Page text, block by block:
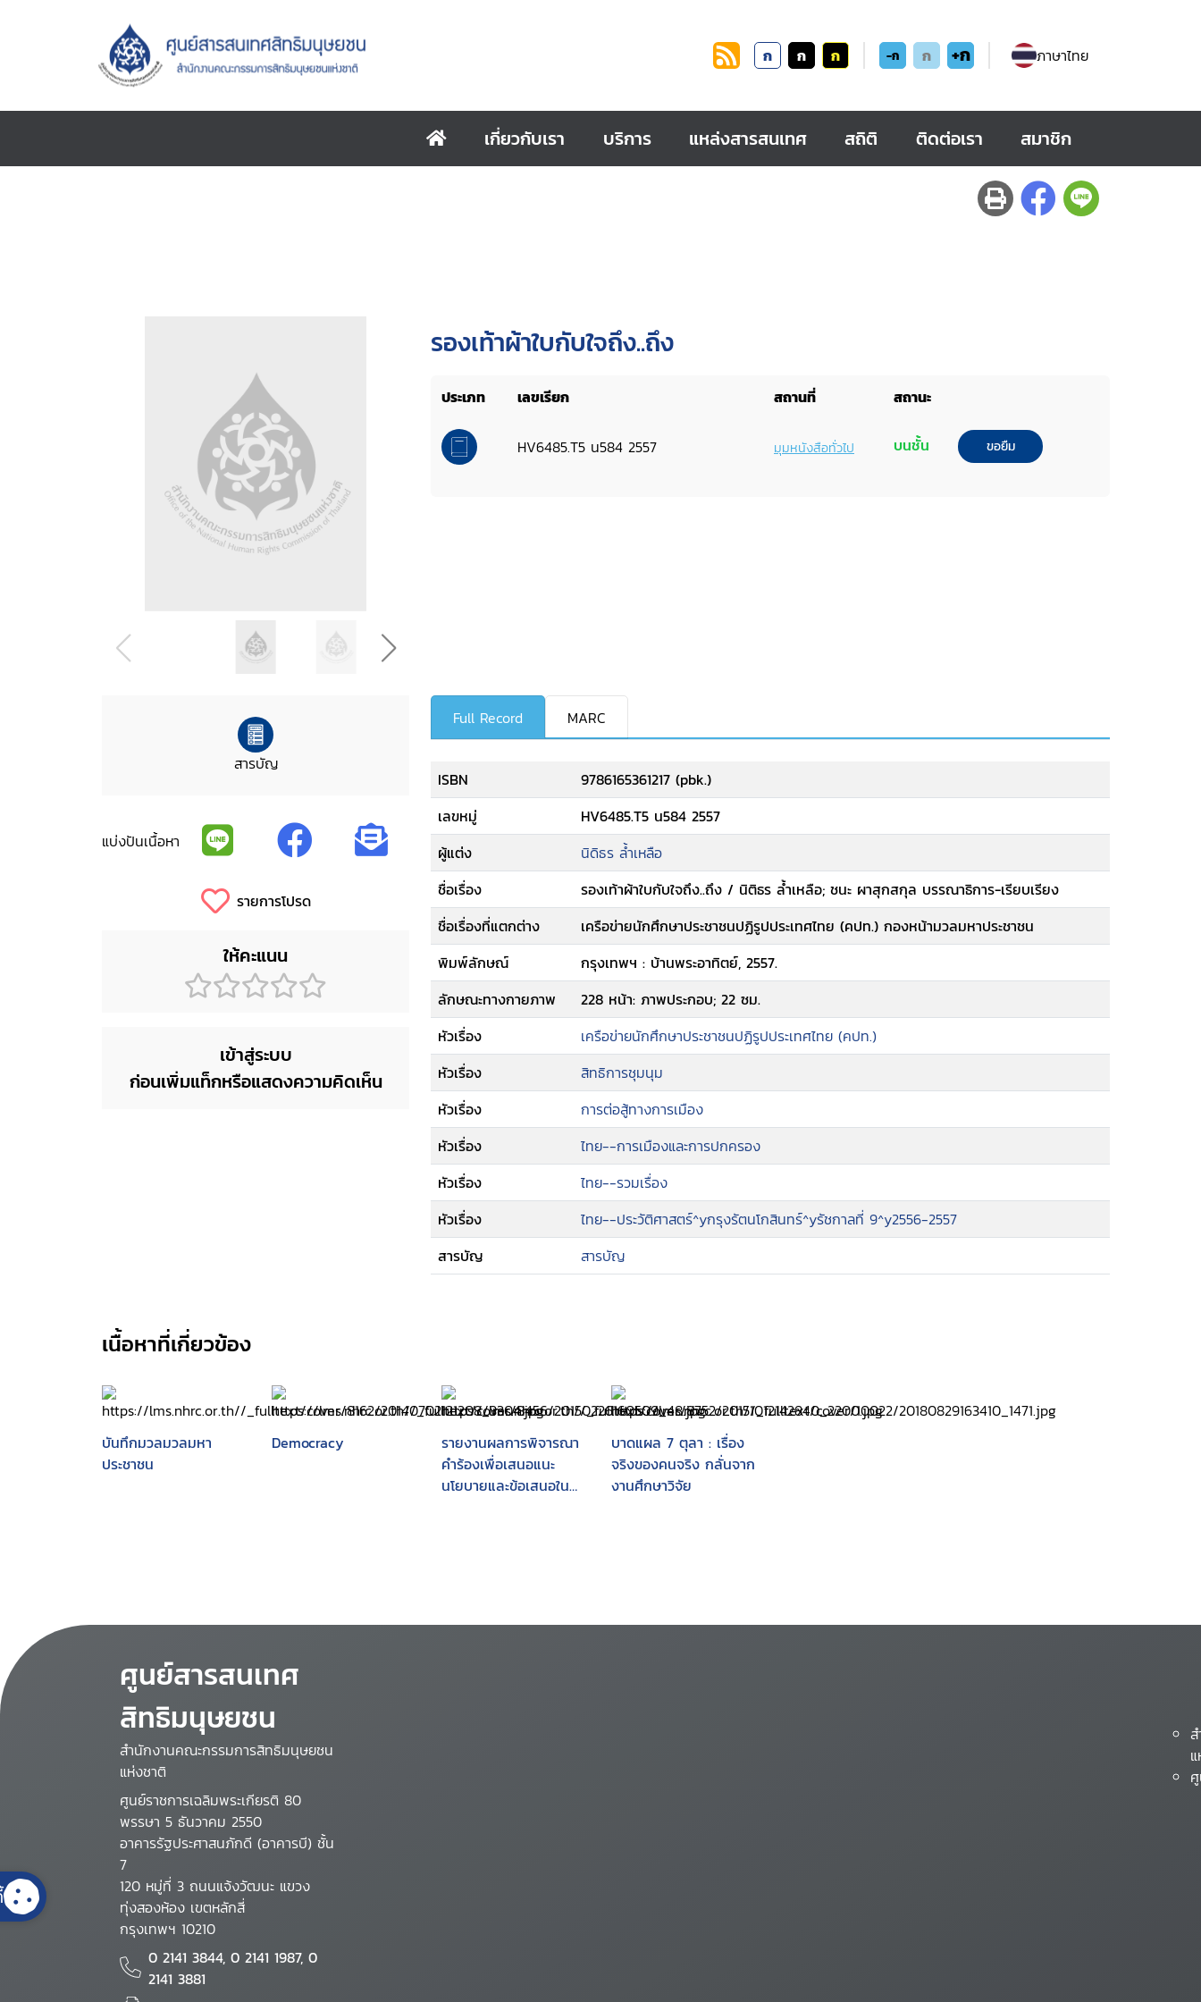
ก ก ก -ก ก +ก ภาษาไทย
เกี่ยวกับเรา บริการ แหล่งสารสนเทศ สถิติ ติดต่อเรา สมาชิก
รองเท้าผ้าใบกับใจถึง..ถึง
ประเภท เลขเรียก สถานที่ สถานะ
HV6485.T5 น584 2557 มุมหนังสือทั่วไป บนชั้น ขอยืม
สารบัญ
แบ่งปันเนื้อหา
รายการโปรด
ให้คะแนน
เข้าสู่ระบบ
ก่อนเพิ่มแท็กหรือแสดงความคิดเห็น
Full Record MARC
ISBN
9786165361217 (pbk.)
เลขหมู่
HV6485.T5 น584 2557
ผู้แต่ง
นิดิธร ล้ำเหลือ
ชื่อเรื่อง
รองเท้าผ้าใบกับใจถึง..ถึง / นิติธร ล้ำเหลือ; ชนะ ผาสุกสกุล บรรณาธิการ-เรียบเรียง
ชื่อเรื่องที่แตกต่าง
เครือข่ายนักศึกษาประชาชนปฏิรูปประเทศไทย (คปท.) กองหน้ามวลมหาประชาชน
พิมพ์ลักษณ์
กรุงเทพฯ : บ้านพระอาทิตย์, 2557.
ลักษณะทางกายภาพ
228 หน้า: ภาพประกอบ; 22 ซม.
หัวเรื่อง
เครือข่ายนักศึกษาประชาชนปฏิรูปประเทศไทย (คปท.)
หัวเรื่อง
สิทธิการชุมนุม
หัวเรื่อง
การต่อสู้ทางการเมือง
หัวเรื่อง
ไทย--การเมืองและการปกครอง
หัวเรื่อง
ไทย--รวมเรื่อง
หัวเรื่อง
ไทย--ประวัติศาสตร์^yกรุงรัตนโกสินทร์^yรัชกาลที่ 9^y2556-2557
สารบัญ
สารบัญ
เนื้อหาที่เกี่ยวข้อง
บันทึกมวลมวลมหา
ประชาชน
Democracy
รายงานผลการพิจารณา
คำร้องเพื่อเสนอแนะ
นโยบายและข้อเสนอใน
บาดแผล 7 ตุลา : เรื่อง
จริงของคนจริง กลั่นจาก
งานศึกษาวิจัย
ศูนย์สารสนเทศ
สิทธิมนุษยชน
สำนักงานคณะกรรมการสิทธิมนุษยชน
แห่งชาติ
ศูนย์ราชการเฉลิมพระเกียรติ 80
พรรษา 5 ธันวาคม 2550
อาคารรัฐประศาสนภักดี (อาคารบี) ชั้น
7
120 หมู่ที่ 3 ถนนแจ้งวัฒนะ แขวง
ทุ่งสองห้อง เขตหลักสี่
กรุงเทพฯ 10210
0 2141 3844, 0 2141 1987, 0
2141 3881